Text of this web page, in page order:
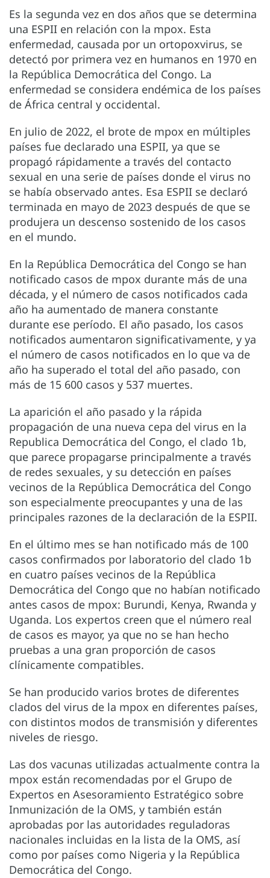
Es la segunda vez en dos años que se determina
una ESPII en relación con la mpox. Esta
enfermedad, causada por un ortopoxvirus, se
detectó por primera vez en humanos en 1970 en
la República Democrática del Congo. La
enfermedad se considera endémica de los países
de África central y occidental.
En julio de 2022, el brote de mpox en múltiples
países fue declarado una ESPII, ya que se
propagó rápidamente a través del contacto
sexual en una serie de países donde el virus no
se había observado antes. Esa ESPII se declaró
terminada en mayo de 2023 después de que se
produjera un descenso sostenido de los casos
en el mundo.
En la República Democrática del Congo se han
notificado casos de mpox durante más de una
década, y el número de casos notificados cada
año ha aumentado de manera constante
durante ese período. El año pasado, los casos
notificados aumentaron significativamente, y ya
el número de casos notificados en lo que va de
año ha superado el total del año pasado, con
más de 15 600 casos y 537 muertes.
La aparición el año pasado y la rápida
propagación de una nueva cepa del virus en la
Republica Democrática del Congo, el clado 1b,
que parece propagarse principalmente a través
de redes sexuales, y su detección en países
vecinos de la República Democrática del Congo
son especialmente preocupantes y una de las
principales razones de la declaración de la ESPII.
En el último mes se han notificado más de 100
casos confirmados por laboratorio del clado 1b
en cuatro países vecinos de la República
Democrática del Congo que no habían notificado
antes casos de mpox: Burundi, Kenya, Rwanda y
Uganda. Los expertos creen que el número real
de casos es mayor, ya que no se han hecho
pruebas a una gran proporción de casos
clínicamente compatibles.
Se han producido varios brotes de diferentes
clados del virus de la mpox en diferentes países,
con distintos modos de transmisión y diferentes
niveles de riesgo.
Las dos vacunas utilizadas actualmente contra la
mpox están recomendadas por el Grupo de
Expertos en Asesoramiento Estratégico sobre
Inmunización de la OMS, y también están
aprobadas por las autoridades reguladoras
nacionales incluidas en la lista de la OMS, así
como por países como Nigeria y la República
Democrática del Congo.